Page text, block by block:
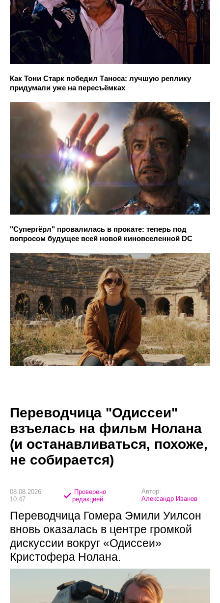
Как Тони Старк победил Таноса: лучшую реплику
придумали уже на пересъёмках
"Супергёрл" провалилась в прокате: теперь под
вопросом будущее всей новой киновселенной DC
Переводчица "Одиссеи"
взъелась на фильм Нолана
(и останавливаться, похоже,
не собирается)
08.08.2026
10:47
Проверено
редакцией
Автор:
Александр Иванов
Переводчица Гомера Эмили Уилсон
вновь оказалась в центре громкой
дискуссии вокруг «Одиссеи»
Кристофера Нолана.